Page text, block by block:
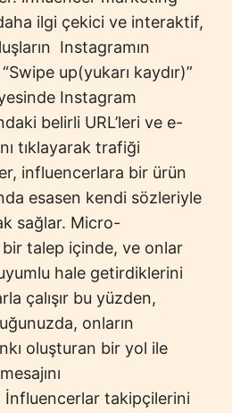
ilgi çekici ve interaktif,
Instagramın
up(yukarı kaydır)”
Instagram
belirli URL’leri ve e-
tıklayarak trafiği
influencerlara bir ürün
esasen kendi sözleriyle
sağlar. Micro-
talep içinde, ve onlar
hale getirdiklerini
çalışır bu yüzden,
onların
oluşturan bir yol ile
İnfluencerlar takipçilerini